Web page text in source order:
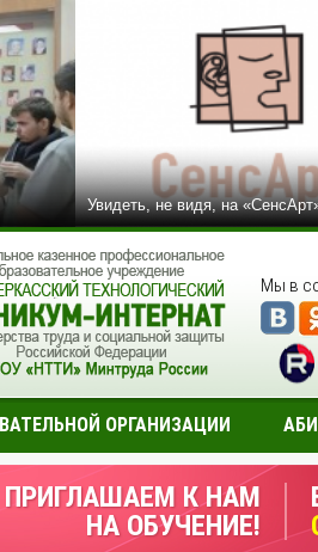
Увидеть, не видя, на
Мы в
ОРГАНИЗАЦИИ
ПРИГЛАШАЕМ К НАМ
НА ОБУЧЕНИЕ!